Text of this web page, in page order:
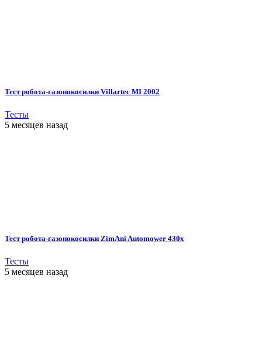
Тест робота-газонокосилки Villartec MI 2002
Тесты
5 месяцев назад
Тест робота-газонокосилки ZimAni Automower 430х
Тесты
5 месяцев назад